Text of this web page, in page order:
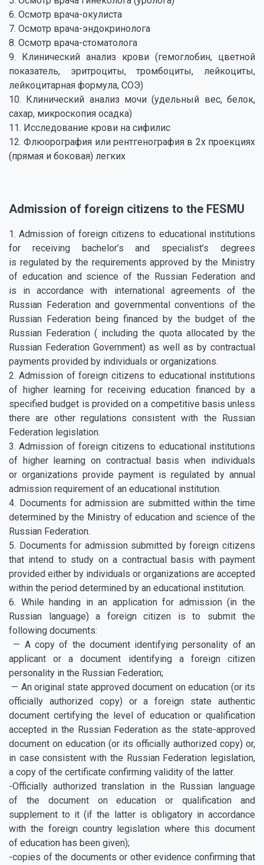
6. Осмотр врача-окулиста
7. Осмотр врача-эндокринолога
8. Осмотр врача-стоматолога
9. Клинический анализ крови (гемоглобин, цветной
показатель, эритроциты, тромбоциты, лейкоциты,
лейкоцитарная формула, СОЭ)
10. Клинический анализ мочи (удельный вес, белок,
сахар, микроскопия осадка)
11. Исследование крови на сифилис
12. Флюорография или рентгенография в 2х проекциях
(прямая и боковая) легких
Admission of foreign citizens to the FESMU
1. Admission of foreign citizens to educational institutions
for receiving bachelor’s and specialist’s degrees
is regulated by the requirements approved by the Ministry
of education and science of the Russian Federation and
is in accordance with international agreements of the
Russian Federation and governmental conventions of the
Russian Federation being financed by the budget of the
Russian Federation ( including the quota allocated by the
Russian Federation Government) as well as by contractual
payments provided by individuals or organizations.
2. Admission of foreign citizens to educational institutions
of higher learning for receiving education financed by a
specified budget is provided on a competitive basis unless
there are other regulations consistent with the Russian
Federation legislation.
3. Admission of foreign citizens to educational institutions
of higher learning on contractual basis when individuals
or organizations provide payment is regulated by annual
admission requirement of an educational institution.
4. Documents for admission are submitted within the time
determined by the Ministry of education and science of the
Russian Federation.
5. Documents for admission submitted by foreign citizens
that intend to study on a contractual basis with payment
provided either by individuals or organizations are accepted
within the period determined by an educational institution.
6. While handing in an application for admission (in the
Russian language) a foreign citizen is to submit the
following documents:
— A copy of the document identifying personality of an
applicant or a document identifying a foreign citizen
personality in the Russian Federation;
— An original state approved document on education (or its
officially authorized copy) or a foreign state authentic
document certifying the level of education or qualification
accepted in the Russian Federation as the state-approved
document on education (or its officially authorized copy) or,
in case consistent with the Russian Federation legislation,
a copy of the certificate confirming validity of the latter.
-Officially authorized translation in the Russian language
of the document on education or qualification and
supplement to it (if the latter is obligatory in accordance
with the foreign country legislation where this document
of education has been given);
-copies of the documents or other evidence confirming that